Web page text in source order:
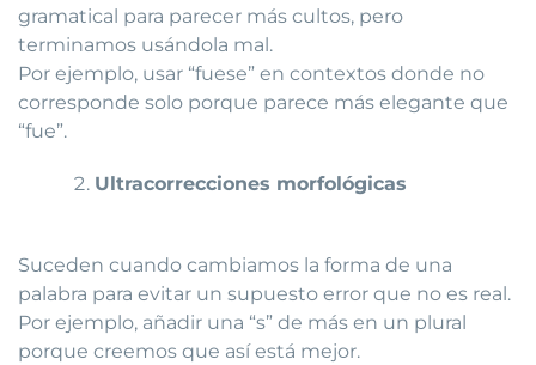
gramatical para parecer más cultos, pero
terminamos usándola mal.
Por ejemplo, usar “fuese” en contextos donde no
corresponde solo porque parece más elegante que
“fue”.
Ultracorrecciones morfológicas
Suceden cuando cambiamos la forma de una
palabra para evitar un supuesto error que no es real.
Por ejemplo, añadir una “s” de más en un plural
porque creemos que así está mejor.